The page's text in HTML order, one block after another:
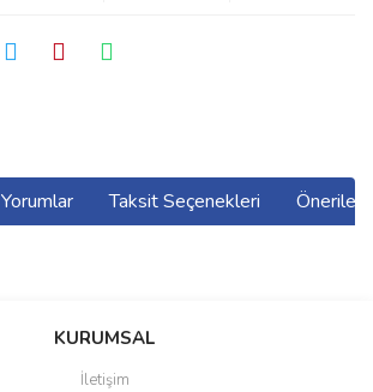
Yorumlar Taksit Seçenekleri
Bu ürüne ilk yorumu siz yapın!
KURUMSAL
İletişim